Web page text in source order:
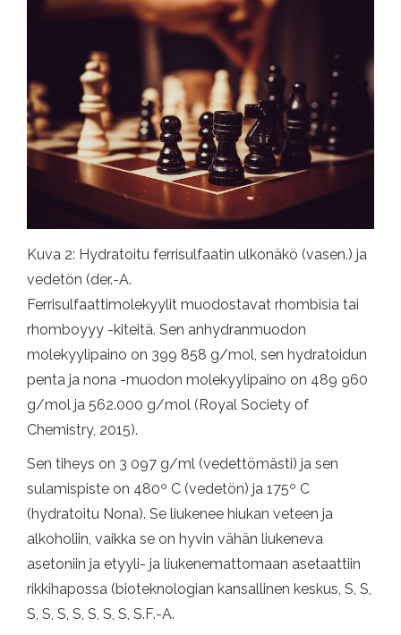
Kuva 2: Hydratoitu ferrisulfaatin ulkonäkö (vasen.) ja
vedetön (der.-A.
Ferrisulfaattimolekyylit muodostavat rhombisia tai
rhomboyyy -kiteitä. Sen anhydranmuodon
molekyylipaino on 399 858 g/mol, sen hydratoidun
penta ja nona -muodon molekyylipaino on 489 960
g/mol ja 562.000 g/mol (Royal Society of
Chemistry, 2015).
Sen tiheys on 3 097 g/ml (vedettömästi) ja sen
sulamispiste on 480º C (vedetön) ja 175º C
(hydratoitu Nona). Se liukenee hiukan veteen ja
alkoholiin, vaikka se on hyvin vähän liukeneva
asetoniin ja etyyli- ja liukenemattomaan asetaattiin
rikkihapossa (bioteknologian kansallinen keskus, S, S,
S, S, S, S, S, S, S, S.F.-A.